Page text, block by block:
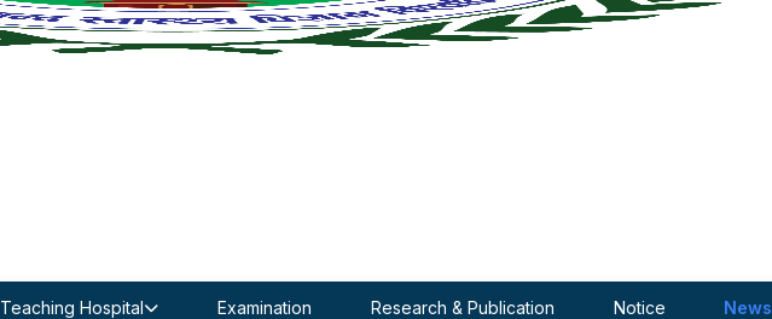
Teaching Hospital Examination Research & Publication Notice News